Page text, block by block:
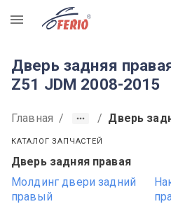
R
Дверь задняя
Z51 JDM 2008-2015
Главная / / Дверь
КАТАЛОГ ЗАПЧАСТЕЙ
Дверь задняя правая
Молдинг двери задний
правый